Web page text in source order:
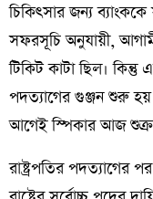
চিকিৎসার জন্য
সফরসূচি অনুযায়ী,
টিকিট কাটা ছিল। কিন্তু
পদত্যাগের গুঞ্জন শুরু
আগেই স্পিকার আজ
রাষ্ট্রপতির পদত্যাগের